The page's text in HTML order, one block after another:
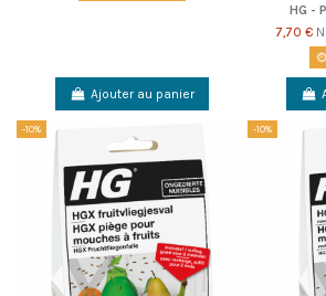
Ajouter au panier
HG -
7,70 €
-10% -10%